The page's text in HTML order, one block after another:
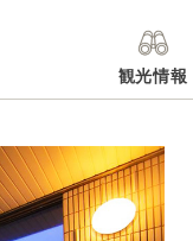
観光情報